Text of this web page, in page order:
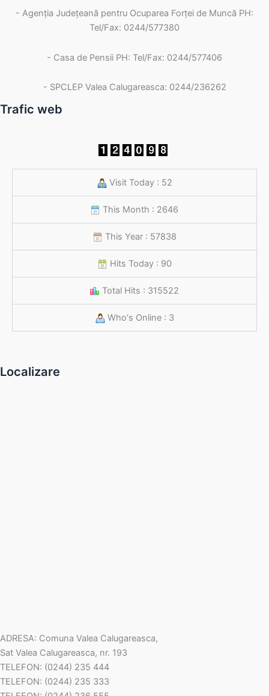
- Agenţia Judeţeană pentru Ocuparea Forţei de Muncă PH:
Tel/Fax: 0244/577380
- Casa de Pensii PH: Tel/Fax: 0244/577406
- SPCLEP Valea Calugareasca: 0244/236262
Trafic web
Visit Today : 52
This Month : 2646
This Year : 57838
Hits Today : 90
Total Hits : 315522
Who's Online : 3
Localizare
ADRESA: Comuna Valea Calugareasca,
Sat Valea Calugareasca, nr. 193
TELEFON: (0244) 235 444
TELEFON: (0244) 235 333